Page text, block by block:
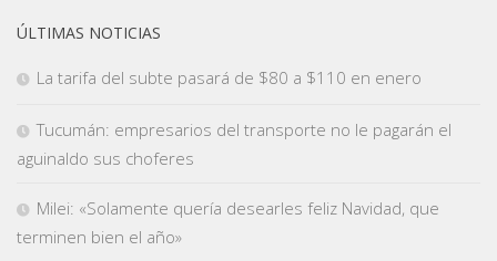
ÚLTIMAS NOTICIAS
La tarifa del subte pasará de $80 a $110 en enero
Tucumán: empresarios del transporte no le pagarán el
aguinaldo sus choferes
Milei: «Solamente quería desearles feliz Navidad, que
terminen bien el año»